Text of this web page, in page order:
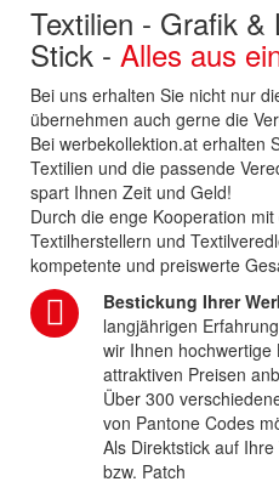
Textilien - Grafik &
Stick - Alles aus
Bei uns erhalten Sie nicht nur
übernehmen auch gerne die
Bei werbekollektion.at erhalten
Textilien und die passende
spart Ihnen Zeit und Geld!
Durch die enge Kooperation
Textilherstellern und
kompetente und preiswerte
Bestickung Ihrer
langjährigen
wir Ihnen
attraktiven Preisen
Über 300
von Pantone Codes
Als Direktstick auf
bzw. Patch